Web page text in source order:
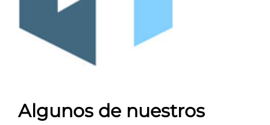
Algunos de nuestros